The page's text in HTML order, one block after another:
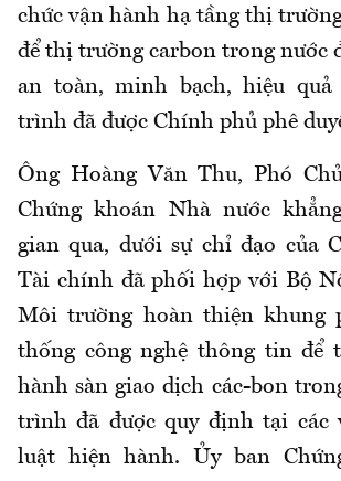
chức vận hành hạ tầng thị
để thị trường carbon trong nước
an toàn, minh bạch, hiệu quả
trình đã được Chính phủ phê
Ông Hoàng Văn Thu, Phó
Chứng khoán Nhà nước
gian qua, dưới sự chỉ đạo của
Tài chính đã phối hợp với Bộ
Môi trường hoàn thiện khung
thống công nghệ thông tin để
hành sàn giao dịch các-bon
trình đã được quy định tại các
luật hiện hành. Ủy ban